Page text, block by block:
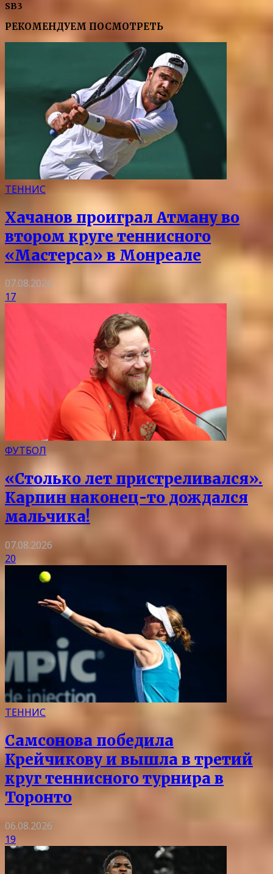
SB3
РЕКОМЕНДУЕМ ПОСМОТРЕТЬ
ТЕННИС
Хачанов проиграл Атману во
втором круге теннисного
«Мастерса» в Монреале
07.08.2026
17
ФУТБОЛ
«Столько лет пристреливался».
Карпин наконец-то дождался
мальчика!
07.08.2026
20
ТЕННИС
Самсонова победила
Крейчикову и вышла в третий
круг теннисного турнира в
Торонто
06.08.2026
19